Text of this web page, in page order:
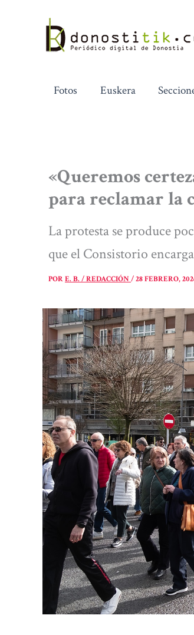
contenido
Fotos Euskera
«Queremos
para reclamar la
La protesta se produce
que el Consistorio
PORE. B. / REDACCIÓN/28 FEBRERO,